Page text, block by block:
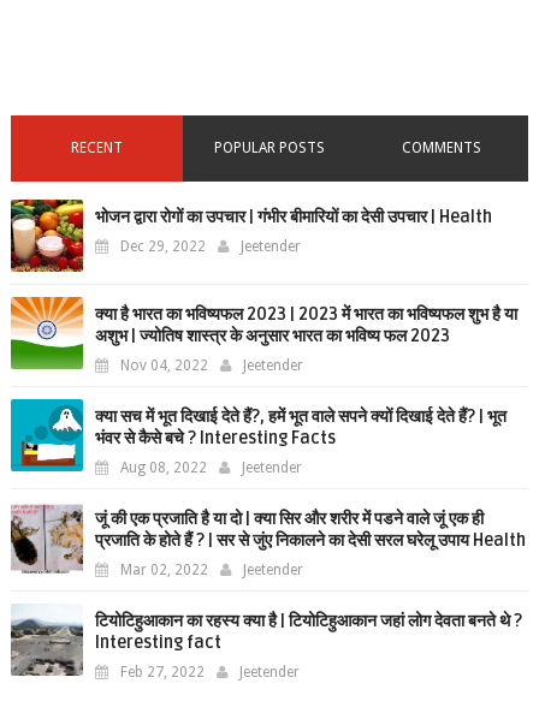
RECENT POPULAR POSTS COMMENTS
भोजन द्वारा रोगों का उपचार | गंभीर बीमारियों का देसी उपचार | Health
Dec 29, 2022 Jeetender
क्या है भारत का भविष्यफल 2023 | 2023 में भारत का भविष्यफल शुभ है या
अशुभ | ज्योतिष शास्त्र के अनुसार भारत का भविष्य फल 2023
Nov 04, 2022 Jeetender
क्या सच में भूत दिखाई देते हैं?, हमें भूत वाले सपने क्यों दिखाई देते हैं? | भूत
भंवर से कैसे बचे ? Interesting Facts
Aug 08, 2022 Jeetender
जूं की एक प्रजाति है या दो | क्या सिर और शरीर में पडने वाले जूं एक ही
प्रजाति के होते हैं ? | सर से जुंए निकालने का देसी सरल घरेलू उपाय Health
Mar 02, 2022 Jeetender
टियोटिहुआकान का रहस्य क्या है | टियोटिहुआकान जहां लोग देवता बनते थे ?
Interesting fact
Feb 27, 2022 Jeetender